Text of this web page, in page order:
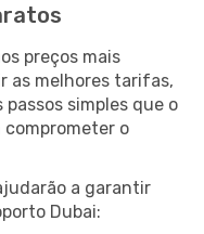
preços mais
as melhores tarifas,
simples que o
comprometer o
a garantir
Dubai: